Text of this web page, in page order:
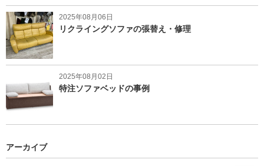
2025年08月06日
リクライングソファの張替え・修理
2025年08月02日
特注ソファベッドの事例
アーカイブ